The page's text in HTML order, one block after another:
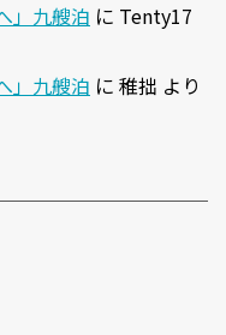
」九艘泊 に Tenty17
」九艘泊 に 稚拙 より